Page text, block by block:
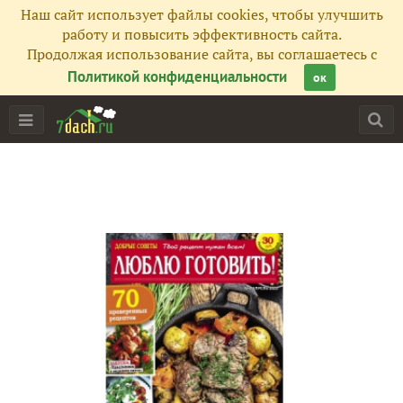
Наш сайт использует файлы cookies, чтобы улучшить
работу и повысить эффективность сайта.
Продолжая использование сайта, вы соглашаетесь с
Политикой конфиденциальности
ок
Все публикации
Сейчас обсуждают